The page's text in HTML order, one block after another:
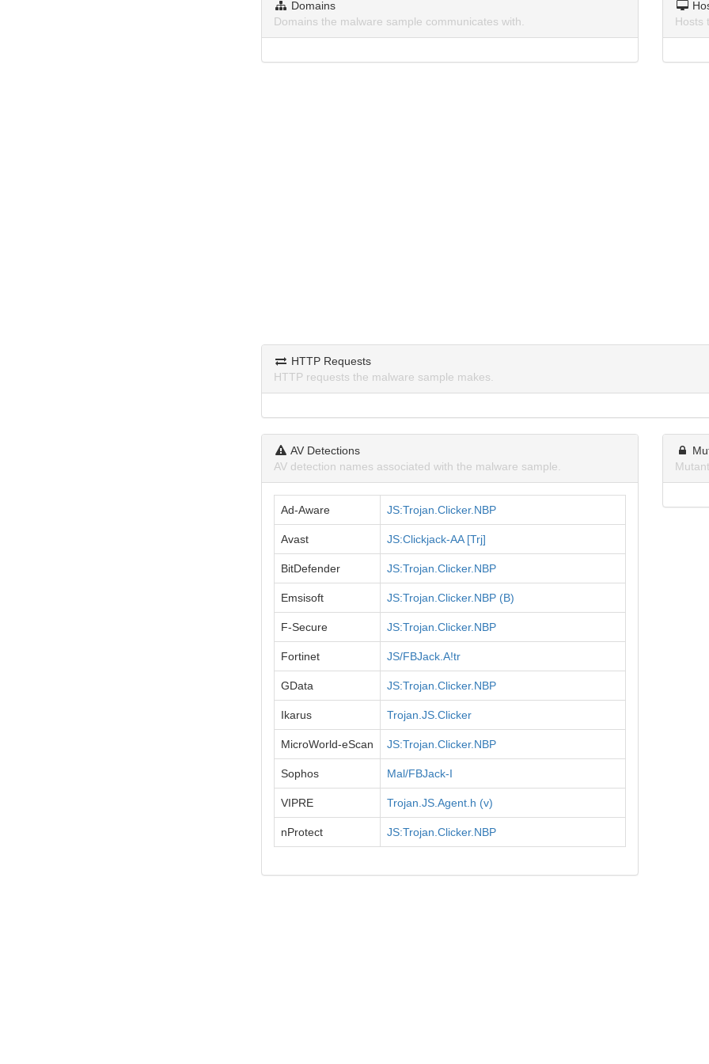
Domains
Domains the malware sample communicates with.
Hosts
HTTP Requests
HTTP requests the malware sample makes.
AV Detections
AV detection names associated with the malware sample.
Ad-Aware JS:Trojan.Clicker.NBP
Avast JS:Clickjack-AA [Trj]
BitDefender JS:Trojan.Clicker.NBP
Emsisoft JS:Trojan.Clicker.NBP (B)
F-Secure JS:Trojan.Clicker.NBP
Fortinet JS/FBJack.A!tr
GData JS:Trojan.Clicker.NBP
Ikarus Trojan.JS.Clicker
MicroWorld-eScan JS:Trojan.Clicker.NBP
Sophos Mal/FBJack-I
VIPRE Trojan.JS.Agent.h (v)
nProtect JS:Trojan.Clicker.NBP